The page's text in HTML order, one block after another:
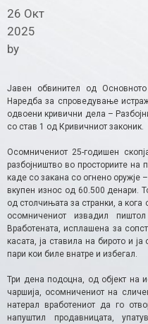
26 Окт
2025
by
Јавен обвинител од
Наредба за спроведување
одвоени кривични дела –
со став 1 од Кривичниот законик.
Осомничениот 25-годишен
разбојништво во просториите
каде со закана со огнено оружје
вкупен износ од 60.500 денари.
од столчињата за странки, а кога
осомничениот извадил
Вработената, исплашена за
касата, ја ставила на бирото и
пари кои биле внатре и избегал.
Три дена подоцна, од објект на
чаршија, осомничениот на
натерал вработениот да го
напуштил продавницата,